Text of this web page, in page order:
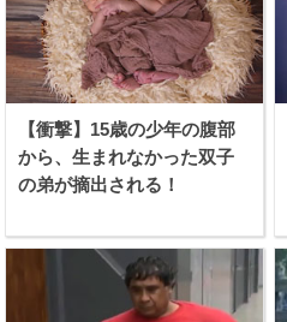
【衝撃】15歳の少年の腹部
から、生まれなかった双子
の弟が摘出される！